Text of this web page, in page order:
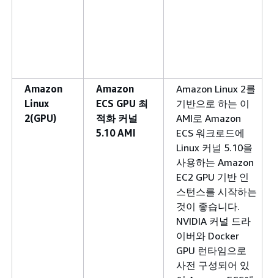
Amazon
Linux
2(GPU)
Amazon
ECS GPU 최
적화 커널
5.10 AMI
Amazon Linux 2를
기반으로 하는 이
AMI로 Amazon
ECS 워크로드에
Linux 커널 5.10을
사용하는 Amazon
EC2 GPU 기반 인
스턴스를 시작하는
것이 좋습니다.
NVIDIA 커널 드라
이버와 Docker
GPU 런타임으로
사전 구성되어 있